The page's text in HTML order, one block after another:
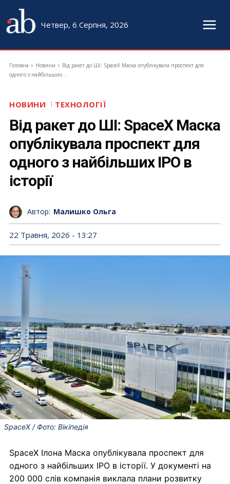
Четвер, 6 Серпня, 2026
Головна Новини
Від ракет до ШІ: SpaceX Маска опублікувала проспект для
одного з найбільших...
НОВИНИ ТЕХНОЛОГІЇ
Від ракет до ШІ: SpaceX Маска
опублікувала проспект для
одного з найбільших IPO в
історії
Автор: Малишко Ольга
22 Травня, 2026 - 13:27
SpaceX / Фото: Вікіпедія
SpaceX Ілона Маска опублікувала проспект для
одного з найбільших IPO в історії. У документі на
200 000 слів компанія виклала плани розвитку